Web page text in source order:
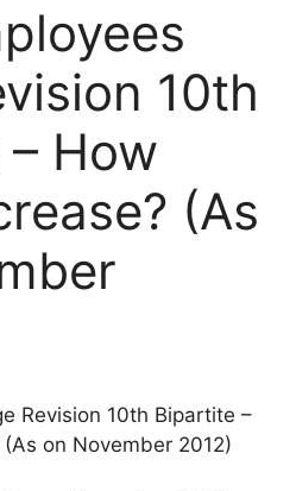
10th
How
(As
Revision 10th Bipartite –
on November 2012)